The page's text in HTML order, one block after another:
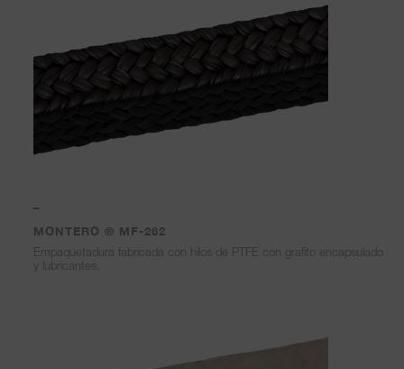
–
MONTERO ® MF-262
Empaquetadura fabricada con hilos de PTFE con grafito encapsulado
y lubricantes.